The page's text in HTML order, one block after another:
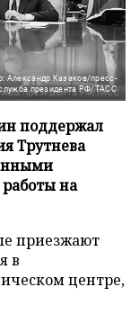
Александр Казаков/пресс-
президента РФ/ТАСС
поддержал
Трутнева
на
приезжают
в
центре,